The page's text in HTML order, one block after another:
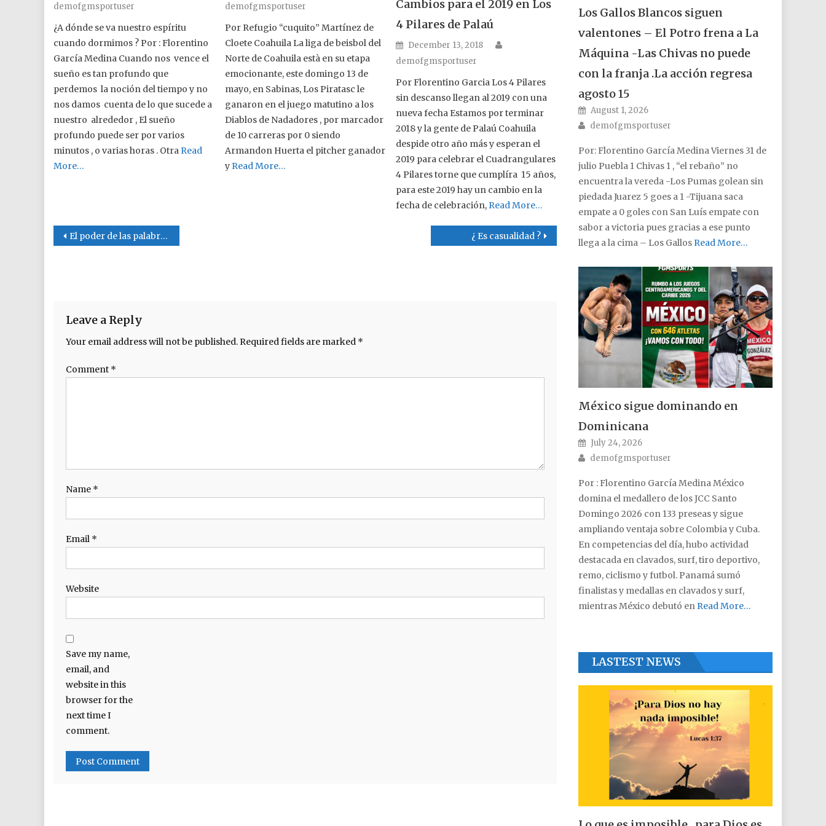
demofgmsportuser
¿A dónde se va nuestro espíritu
cuando dormimos ? Por : Florentino
García Medina Cuando nos vence el
sueño es tan profundo que
perdemos la noción del tiempo y no
nos damos cuenta de lo que sucede a
nuestro alrededor , El sueño
profundo puede ser por varios
minutos , o varias horas . Otra Read
More…
demofgmsportuser
Por Refugio “cuquito” Martínez de
Cloete Coahuila La liga de beisbol del
Norte de Coahuila està en su etapa
emocionante, este domingo 13 de
mayo, en Sabinas, Los Piratasc le
ganaron en el juego matutino a los
Diablos de Nadadores , por marcador
de 10 carreras por 0 siendo
Armandon Huerta el pitcher ganador
yRead More…
Cambios para el 2019 en Los
4 Pilares de Palaú
Posted on
December 13, 2018
demofgmsportuser
Por Florentino Garcia Los 4 Pilares
sin descanso llegan al 2019 con una
nueva fecha Estamos por terminar
2018 y la gente de Palaú Coahuila
despide otro año más y esperan el
2019 para celebrar el Cuadrangulares
4 Pilares torne que cumplíra 15 años,
para este 2019 hay un cambio en la
fecha de celebración, Read More…
Post navigation
El poder de las palabras ¿ Es casualidad ?
Leave a Reply
Your email address will not be published. Required fields are marked *
Comment *
Name *
Email *
Website
Save my name,
email, and
website in this
browser for the
next time I
comment.
Los Gallos Blancos siguen
valentones – El Potro frena a La
Máquina -Las Chivas no puede
con la franja .La acción regresa
agosto 15
Posted on
August 1, 2026
Author
demofgmsportuser
Por: Florentino García Medina Viernes 31 de
julio Puebla 1 Chivas 1 , “el rebaño” no
encuentra la vereda -Los Pumas golean sin
piedada Juarez 5 goes a 1 -Tijuana saca
empate a 0 goles con San Luís empate con
sabor a victoria pues gracias a ese punto
llega a la cima – Los Gallos Read More…
México sigue dominando en
Dominicana
Posted on
July 24, 2026
Author
demofgmsportuser
Por : Florentino García Medina México
domina el medallero de los JCC Santo
Domingo 2026 con 133 preseas y sigue
ampliando ventaja sobre Colombia y Cuba.
En competencias del día, hubo actividad
destacada en clavados, surf, tiro deportivo,
remo, ciclismo y futbol. Panamá sumó
finalistas y medallas en clavados y surf,
mientras México debutó en Read More…
LASTEST NEWS